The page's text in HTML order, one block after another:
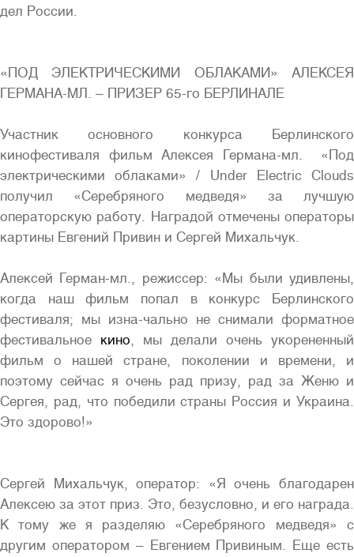
дел России.
«ПОД ЭЛЕКТРИЧЕСКИМИ ОБЛАКАМИ» АЛЕКСЕЯ
ГЕРМАНА-МЛ. – ПРИЗЕР 65-го БЕРЛИНАЛЕ
Участник основного конкурса Берлинского
кинофестиваля фильм Алексея Германа-мл. «Под
электрическими облаками» / Under Electric Clouds
получил «Серебряного медведя» за лучшую
операторскую работу. Наградой отмечены операторы
картины Евгений Привин и Сергей Михальчук.
Алексей Герман-мл., режиссер: «Мы были удивлены,
когда наш фильм попал в конкурс Берлинского
фестиваля; мы изна-чально не снимали форматное
фестивальное кино, мы делали очень укорененный
фильм о нашей стране, поколении и времени, и
поэтому сейчас я очень рад призу, рад за Женю и
Сергея, рад, что победили страны Россия и Украина.
Это здорово!»
Сергей Михальчук, оператор: «Я очень благодарен
Алексею за этот приз. Это, безусловно, и его награда.
К тому же я разделяю «Серебряного медведя» с
другим оператором – Евгением Привиным. Еще есть